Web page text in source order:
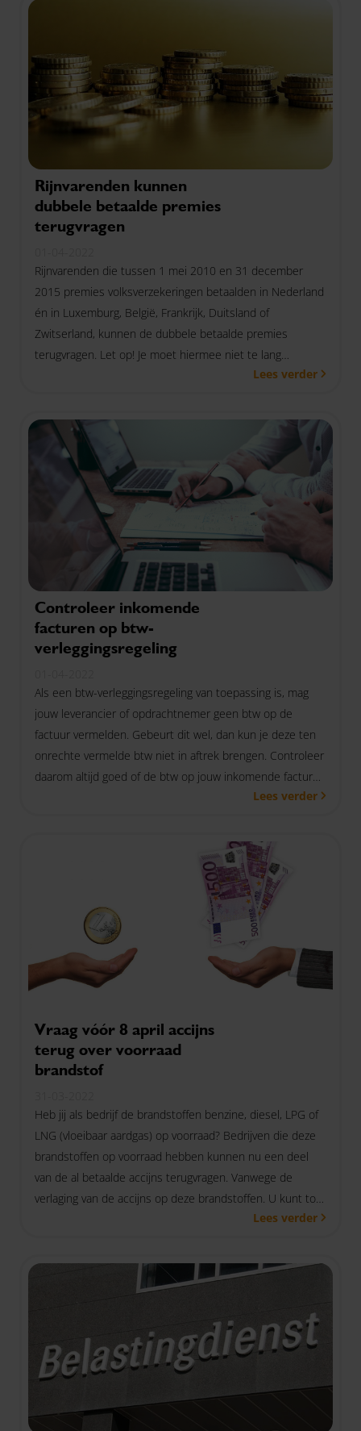
Rijnvarenden kunnen
dubbele betaalde premies
terugvragen
Rijnvarenden die tussen 1 mei 2010 en 31 december
2015 premies volksverzekeringen betaalden in Nederland
én in Luxemburg, België, Frankrijk, Duitsland of
Zwitserland, kunnen de dubbele betaalde premies
terugvragen. Let op! Je moet hiermee niet te lang
wachten, want deze mogelijkheid staat alleen het eerste
Lees verder
Controleer inkomende
facturen op btw-
verleggingsregeling
Als een btw-verleggingsregeling van toepassing is, mag
jouw leverancier of opdrachtnemer geen btw op de
factuur vermelden. Gebeurt dit wel, dan kun je deze ten
onrechte vermelde btw niet in aftrek brengen. Controleer
daarom altijd goed of de btw op jouw inkomende facturen
Lees verder
Vraag vóór 8 april accijns
terug over voorraad
brandstof
Heb jij als bedrijf de brandstoffen benzine, diesel, LPG of
LNG (vloeibaar aardgas) op voorraad? Bedrijven die deze
brandstoffen op voorraad hebben kunnen nu een deel
van de al betaalde accijns terugvragen. Vanwege de
verlaging van de accijns op deze brandstoffen. U kunt tot
Lees verder